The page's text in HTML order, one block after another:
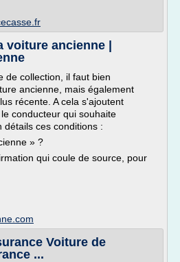
ancienne |
de collection, il faut bien
ancienne, mais également
récente. A cela s'ajoutent
conducteur qui souhaite
détails ces conditions :
» ?
qui coule de source, pour
Voiture de
...